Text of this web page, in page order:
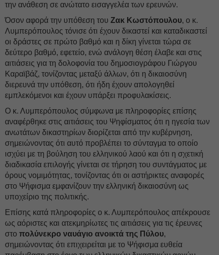
την ανάθεση σε ανώτατο εισαγγελέα των ερευνών.
Όσον αφορά την υπόθεση του Ζακ Κωστόπουλου, ο κ.
Λυμπερόπουλος τόνισε ότι έχουν δικαστεί και καταδικαστεί
οι δράστες σε πρώτο βαθμό και η δίκη γίνεται τώρα σε
δεύτερο βαθμό, εφετείο, ενώ ανάλογη θέση έλαβε και στις
αιτιάσεις για τη δολοφονία του δημοσιογράφου Γιώργου
Καραϊβάζ, τονίζοντας μεταξύ άλλων, ότι η δικαιοσύνη
διερευνά την υπόθεση, ότι ήδη έχουν απολογηθεί
εμπλεκόμενοι και έχουν υπάρξει προφυλακίσεις.
Ο κ. Λυμπερόπουλος σύμφωνα με πληροφορίες επίσης
αναφέρθηκε στις αιτιάσεις του Ψηφίσματος ότι η ηγεσία των
ανωτάτων δικαστηρίων διορίζεται από την κυβέρνηση,
σημειώνοντας ότι αυτό προβλέπει το σύνταγμα το οποίο
ισχύει με τη βούληση του ελληνικού λαού και ότι η σχετική
διαδικασία επιλογής γίνεται σε τήρηση του συντάγματος με
όρους νομιμότητας, τονίζοντας ότι οι αστήρικτες αναφορές
στο Ψήφισμα εμφανίζουν την ελληνική δικαιοσύνη ως
υποχείριο της πολιτικής.
Επίσης κατά πληροφορίες ο κ. Λυμπερόπουλος απέκρουσε
ως αόριστες και ατεκμηρίωτες τις αιτιάσεις για τις έρευνες
στο πολύνεκρο ναυάγιο ανοικτά της Πύλου,
σημειώνοντας ότι επιχειρείται με το Ψήφισμα ευθεία